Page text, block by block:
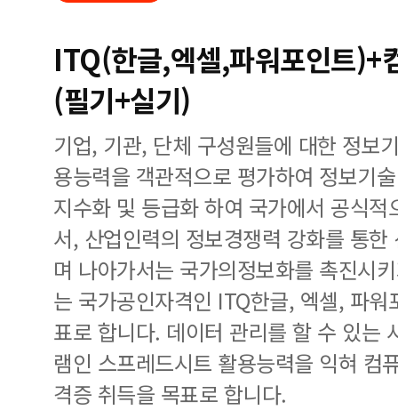
ITQ(한글,엑셀,파워포인트)+
(필기+실기)
기업, 기관, 단체 구성원들에 대한 정보
용능력을 객관적으로 평가하여 정보기
지수화 및 등급화 하여 국가에서 공식
서, 산업인력의 정보경쟁력 강화를 통
며 나아가서는 국가의정보화를 촉진시
는 국가공인자격인 ITQ한글, 엑셀, 파
표로 합니다. 데이터 관리를 할 수 있는
램인 스프레드시트 활용능력을 익혀 컴
격증 취득을 목표로 합니다.